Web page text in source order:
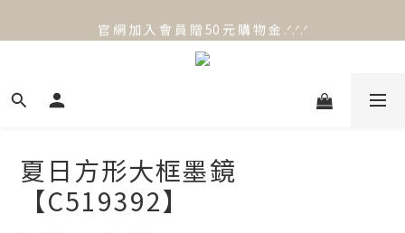
官 網 加 入 會 員 贈 50 元 購 物 金 .ᐟ.ᐟ.ᐟ
官 網 加 入 會 員 贈 50 元 購 物 金 .ᐟ.ᐟ.ᐟ
⟡.·*. 滿 NT.1000 免 運 費 ꔛ♡
夏日方形大框墨鏡
【C519392】